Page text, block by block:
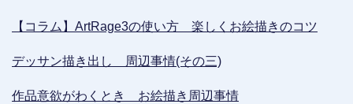
【コラム】ArtRage3の使い方 楽しくお絵描きのコツ
デッサン描き出し 周辺事情(その三)
作品意欲がわくとき お絵描き周辺事情